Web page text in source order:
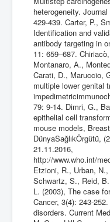
heterogeneity.
429-439. Carter, P.,
Identification and
antibody targeting in
11: 659–687.
Montanaro, A.,
Carati, D., Maruccio,
multiple lower genital
79: 9-14. Dimri, G.,
epithelial cell
mouse models,
DünyaSağlıkÖrgütü,
21.11.2016,
http://www.who.int/
Etzioni, R., Urban,
Schwartz, S., Reid,
L. (2003), The case
Cancer, 3(4): 243-
disorders. Current